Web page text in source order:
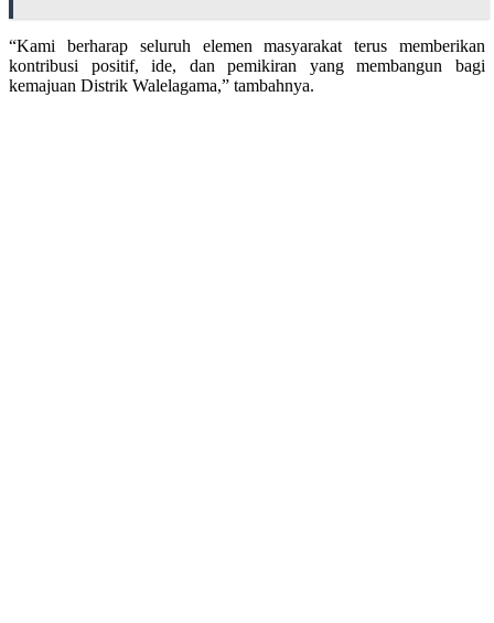
“Kami berharap seluruh elemen masyarakat terus memberikan
kontribusi positif, ide, dan pemikiran yang membangun bagi
kemajuan Distrik Walelagama,” tambahnya.